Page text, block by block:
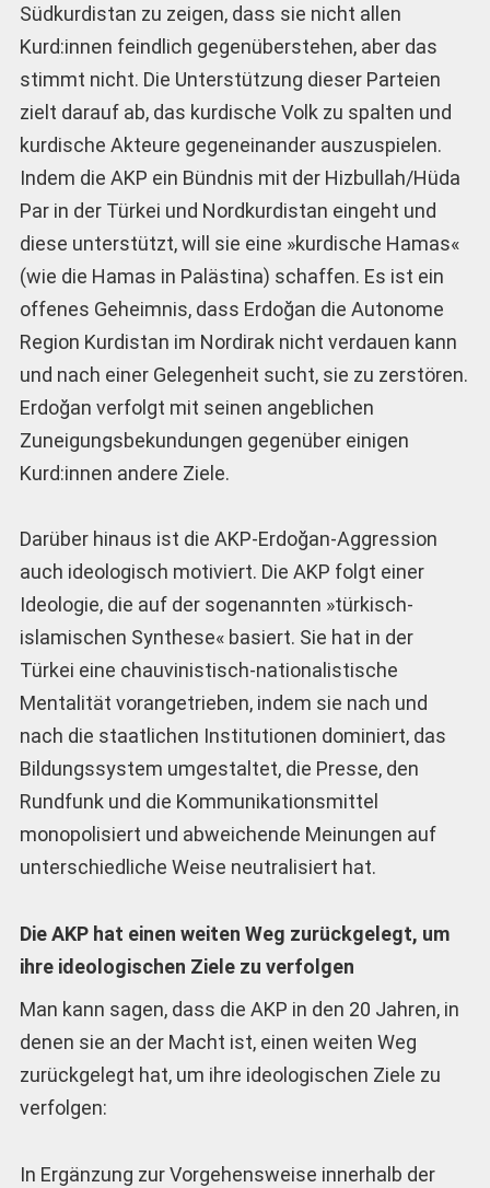
Südkurdistan zu zeigen, dass sie nicht allen
Kurd:innen feindlich gegenüberstehen, aber das
stimmt nicht. Die Unterstützung dieser Parteien
zielt darauf ab, das kurdische Volk zu spalten und
kurdische Akteure gegeneinander auszuspielen.
Indem die AKP ein Bündnis mit der Hizbullah/Hüda
Par in der Türkei und Nordkurdistan eingeht und
diese unterstützt, will sie eine »kurdische Hamas«
(wie die Hamas in Palästina) schaffen. Es ist ein
offenes Geheimnis, dass Erdoğan die Autonome
Region Kurdistan im Nordirak nicht verdauen kann
und nach einer Gelegenheit sucht, sie zu zerstören.
Erdoğan verfolgt mit seinen angeblichen
Zuneigungsbekundungen gegenüber einigen
Kurd:innen andere Ziele.
Darüber hinaus ist die AKP-Erdoğan-Aggression
auch ideologisch motiviert. Die AKP folgt einer
Ideologie, die auf der sogenannten »türkisch-
islamischen Synthese« basiert. Sie hat in der
Türkei eine chauvinistisch-nationalistische
Mentalität vorangetrieben, indem sie nach und
nach die staatlichen Institutionen dominiert, das
Bildungssystem umgestaltet, die Presse, den
Rundfunk und die Kommunikationsmittel
monopolisiert und abweichende Meinungen auf
unterschiedliche Weise neutralisiert hat.
Die AKP hat einen weiten Weg zurückgelegt, um
ihre ideologischen Ziele zu verfolgen
Man kann sagen, dass die AKP in den 20 Jahren, in
denen sie an der Macht ist, einen weiten Weg
zurückgelegt hat, um ihre ideologischen Ziele zu
verfolgen:
In Ergänzung zur Vorgehensweise innerhalb der